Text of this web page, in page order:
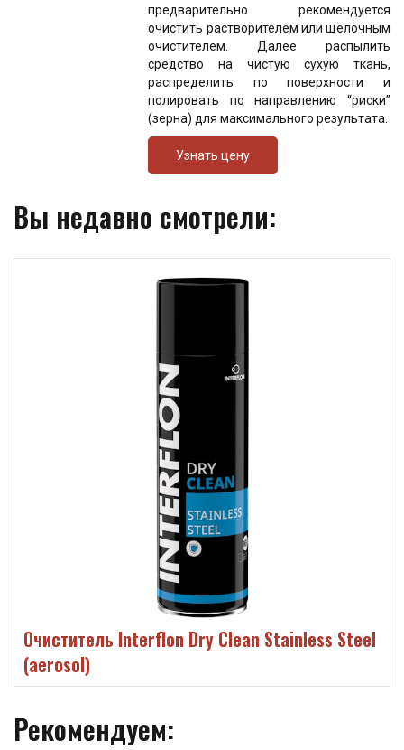
предварительно рекомендуется
очистить растворителем или щелочным
очистителем. Далее распылить
средство на чистую сухую ткань,
распределить по поверхности и
полировать по направлению “риски”
(зерна) для максимального результата.
Узнать цену
Вы недавно смотрели:
Очиститель Interflon Dry Clean Stainless Steel
(aerosol)
Рекомендуем: